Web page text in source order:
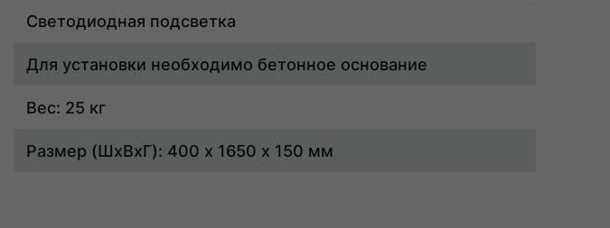
Светодиодная подсветка
Для установки необходимо бетонное основание
Вес: 25 кг
Размер (ШхВхГ): 400 x 1650 x 150 мм